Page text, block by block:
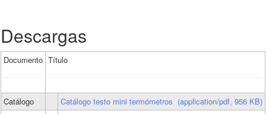
Descargas
Documento Título
Catálogo Catálogo testo mini termómetros (application/pdf, 956 KB)